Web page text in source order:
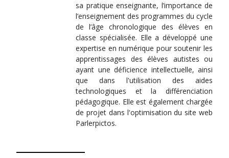
sa pratique enseignante, l’importance de
l’enseignement des programmes du cycle
de l’âge chronologique des élèves en
classe spécialisée. Elle a développé une
expertise en numérique pour soutenir les
apprentissages des élèves autistes ou
ayant une déficience intellectuelle, ainsi
que dans l'utilisation des aides
technologiques et la différenciation
pédagogique. Elle est également chargée
de projet dans l'optimisation du site web
Parlerpictos.